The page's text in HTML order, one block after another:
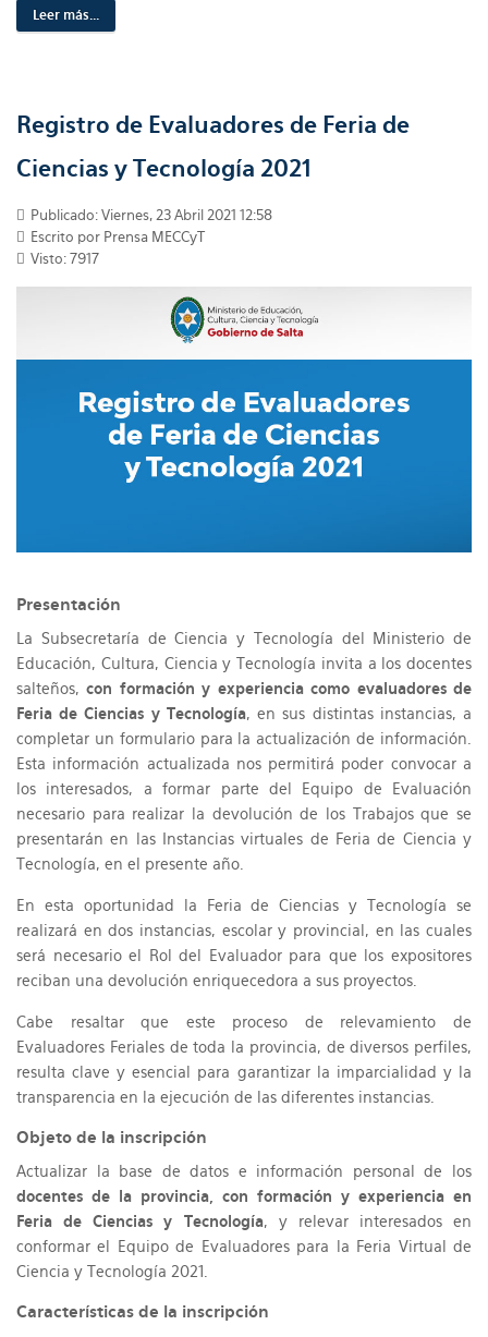
Leer más...
Registro de Evaluadores de Feria de
Ciencias y Tecnología 2021
Publicado: Viernes, 23 Abril 2021 12:58
Escrito por Prensa MECCyT
Visto: 7917
Presentación
La Subsecretaría de Ciencia y Tecnología del Ministerio de
Educación, Cultura, Ciencia y Tecnología invita a los docentes
salteños,con formación y experiencia como evaluadores de
Feria de Ciencias y Tecnología, en sus distintas instancias, a
completar un formulario para la actualización de información.
Esta información actualizada nos permitirá poder convocar a
los interesados, a formar parte del Equipo de Evaluación
necesario para realizar la devolución de los Trabajos que se
presentarán en las Instancias virtuales de Feria de Ciencia y
Tecnología, en el presente año.
En esta oportunidad la Feria de Ciencias y Tecnología se
realizará en dos instancias, escolar y provincial, en las cuales
será necesario el Rol del Evaluador para que los expositores
reciban una devolución enriquecedora a sus proyectos.
Cabe resaltar que este proceso de relevamiento de
Evaluadores Feriales de toda la provincia, de diversos perfiles,
resulta clave y esencial para garantizar la imparcialidad y la
transparencia en la ejecución de las diferentes instancias.
Objeto de la inscripción
Actualizar la base de datos e información personal de los
docentes de la provincia, con formación y experiencia en
Feria de Ciencias y Tecnología, y relevar interesados en
conformar el Equipo de Evaluadores para la Feria Virtual de
Ciencia y Tecnología 2021.
Características de la inscripción